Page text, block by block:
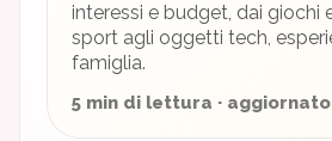
interessi e budget, dai giochi
sport agli oggetti tech,
famiglia.
5 min di lettura · aggiornato